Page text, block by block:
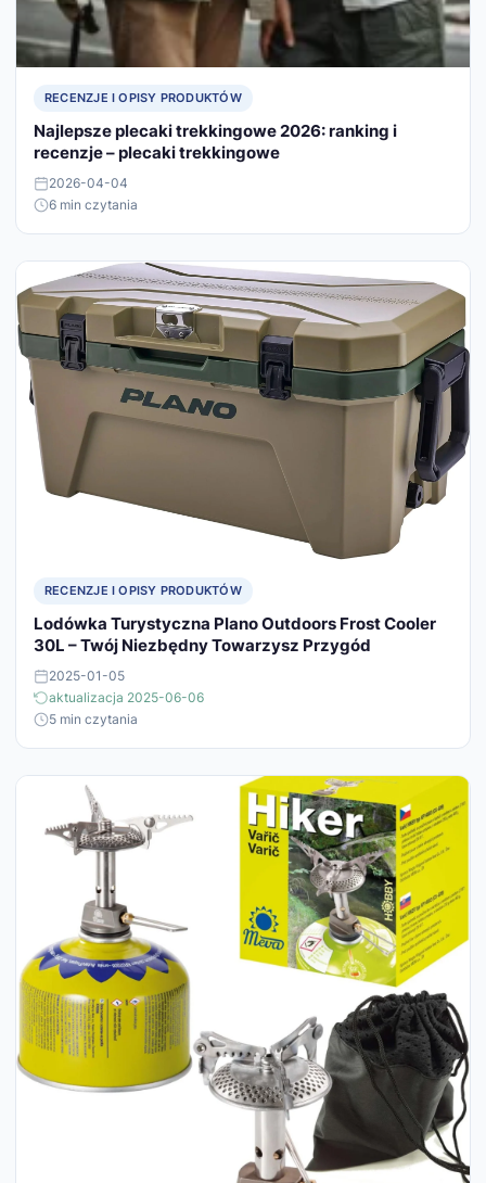
RECENZJE I OPISY PRODUKTÓW
Najlepsze plecaki trekkingowe 2026: ranking i
recenzje – plecaki trekkingowe
2026-04-04
6 min czytania
RECENZJE I OPISY PRODUKTÓW
Lodówka Turystyczna Plano Outdoors Frost Cooler
30L – Twój Niezbędny Towarzysz Przygód
2025-01-05
aktualizacja 2025-06-06
5 min czytania